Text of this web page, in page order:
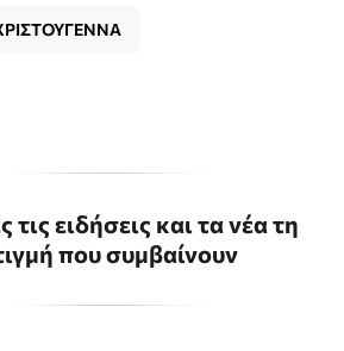
τις ειδήσεις και τα νέα τη
που συμβαίνουν